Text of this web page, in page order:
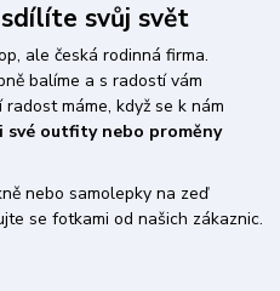
sdílíte svůj svět
ale česká rodinná firma.
balíme a s radostí vám
máme, když se k nám
své outfity nebo proměny
nebo samolepky na zeď
se fotkami od našich zákaznic.